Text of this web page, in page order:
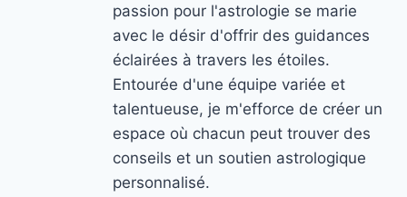
passion pour l'astrologie se marie
avec le désir d'offrir des guidances
éclairées à travers les étoiles.
Entourée d'une équipe variée et
talentueuse, je m'efforce de créer un
espace où chacun peut trouver des
conseils et un soutien astrologique
personnalisé.